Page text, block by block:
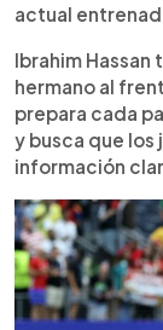
actual
Ibrahim
hermano al
prepara cada
y busca que los
información